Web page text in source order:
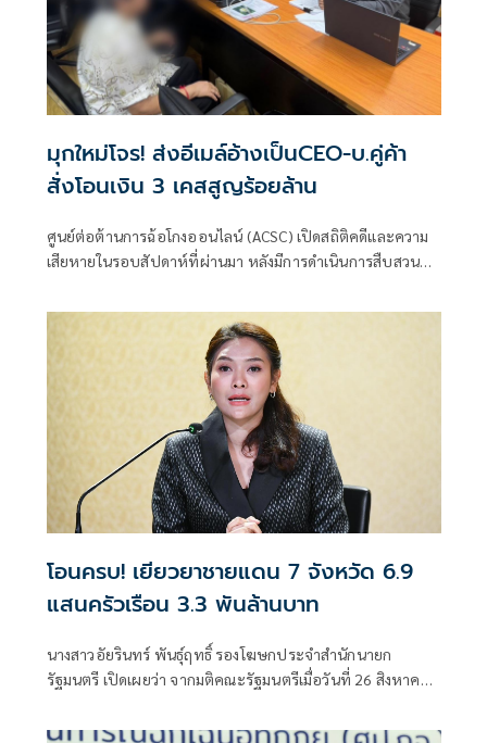
มุกใหม่โจร! ส่งอีเมล์อ้างเป็นCEO-บ.คู่ค้า
สั่งโอนเงิน 3 เคสสูญร้อยล้าน
ศูนย์ต่อต้านการฉ้อโกงออนไลน์ (ACSC) เปิดสถิติคดีและความ
เสียหายในรอบสัปดาห์ที่ผ่านมา หลังมีการดำเนินการสืบสวน
- 23 พ.ค. 69
โอนครบ! เยียวยาชายแดน 7 จังหวัด 6.9
แสนครัวเรือน 3.3 พันล้านบาท
นางสาวอัยรินทร์ พันธุ์ฤทธิ์ รองโฆษกประจำสำนักนายก
รัฐมนตรี เปิดเผยว่า จากมติคณะรัฐมนตรีเมื่อวันที่ 26 สิงหาคม
ประสบภัยที่ได้รับผลกระทบจากเหตุการณ์